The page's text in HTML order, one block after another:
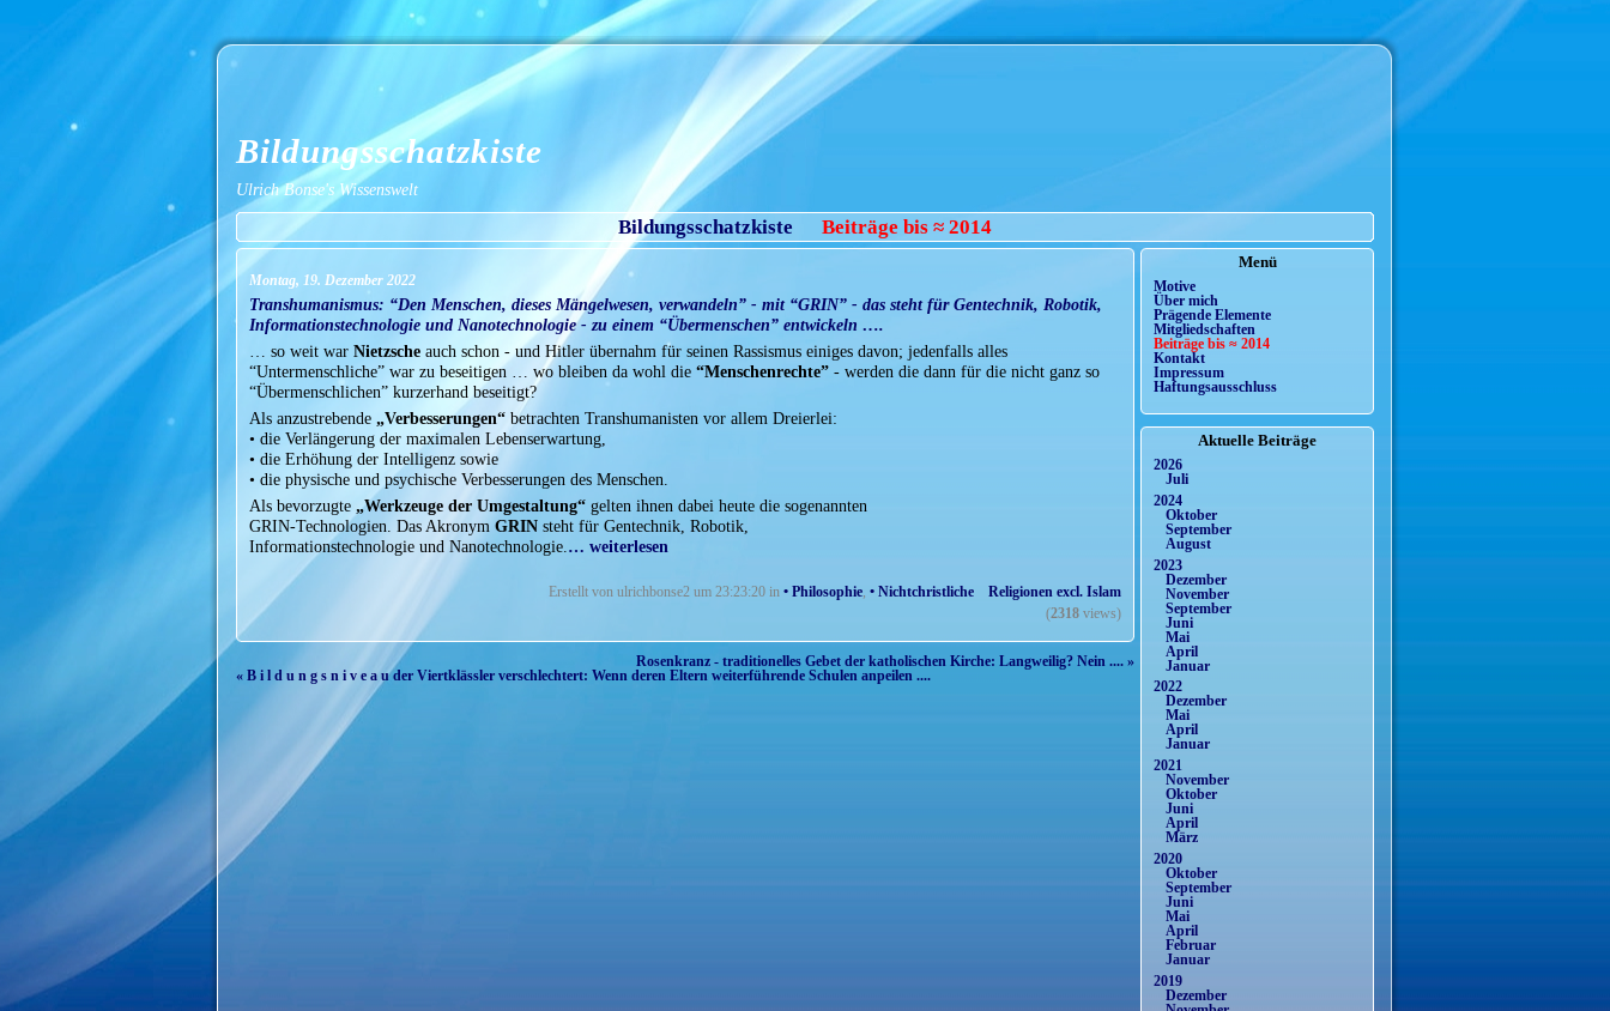
Bildungsschatzkiste
Ulrich Bonse's Wissenswelt
Bildungsschatzkiste Beiträge bis ≈ 2014
Montag, 19. Dezember 2022
Transhumanismus: “Den Menschen, dieses Mängelwesen, verwandeln” - mit “GRIN” - das steht für Gentechnik, Robotik,
Informationstechnologie und Nanotechnologie - zu einem “Übermenschen” entwickeln ….
… so weit war Nietzsche auch schon - und Hitler übernahm für seinen Rassismus einiges davon; jedenfalls alles
“Untermenschliche” war zu beseitigen … wo bleiben da wohl die “Menschenrechte” - werden die dann für die nicht ganz so
“Übermenschlichen” kurzerhand beseitigt?
Als anzustrebende „Verbesserungen“ betrachten Transhumanisten vor allem Dreierlei:
• die Verlängerung der maximalen Lebenserwartung,
• die Erhöhung der Intelligenz sowie
• die physische und psychische Verbesserungen des Menschen.
Als bevorzugte „Werkzeuge der Umgestaltung“ gelten ihnen dabei heute die sogenannten
GRIN-Technologien. Das Akronym GRIN steht für Gentechnik, Robotik,
Informationstechnologie und Nanotechnologie. … weiterlesen
Erstellt von ulrichbonse2 um 23:23:20 in • Philosophie • Nichtchristliche Religionen excl. Islam
(2318 views)
Rosenkranz - traditionelles Gebet der katholischen Kirche: Langweilig? Nein .... »
« B i l d u n g s n i v e a u der Viertklässler verschlechtert: Wenn deren Eltern weiterführende Schulen anpeilen ....
Menü
Motive
Über mich
Prägende Elemente
Mitgliedschaften
Beiträge bis ≈ 2014
Kontakt
Impressum
Haftungsausschluss
Aktuelle Beiträge
2026
Juli
2024
Oktober
September
August
2023
Dezember
November
September
Juni
Mai
April
Januar
2022
Dezember
Mai
April
Januar
2021
November
Oktober
Juni
April
März
2020
Oktober
September
Juni
Mai
April
Februar
Januar
2019
Dezember